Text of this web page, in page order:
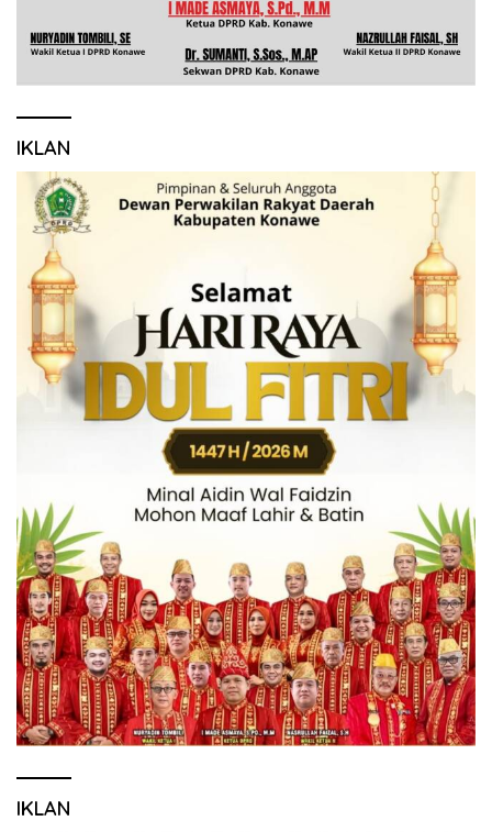
IKLAN
IKLAN